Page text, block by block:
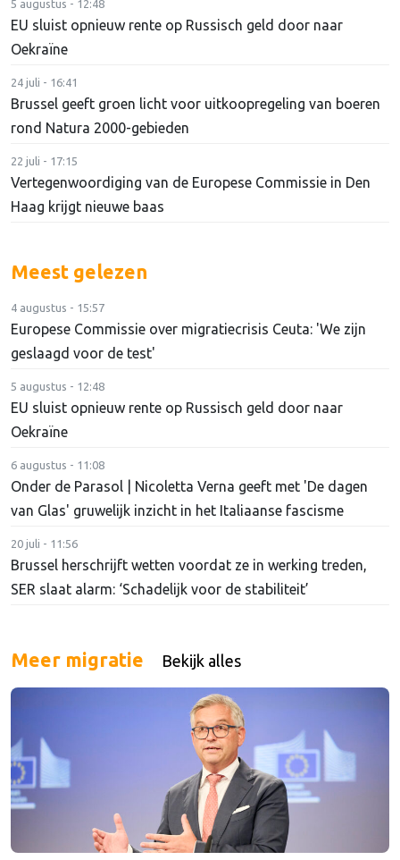
5 augustus - 12:48
EU sluist opnieuw rente op Russisch geld door naar
Oekraïne
24 juli - 16:41
Brussel geeft groen licht voor uitkoopregeling van boeren
rond Natura 2000-gebieden
22 juli - 17:15
Vertegenwoordiging van de Europese Commissie in Den
Haag krijgt nieuwe baas
Meest gelezen
4 augustus - 15:57
Europese Commissie over migratiecrisis Ceuta: 'We zijn
geslaagd voor de test'
5 augustus - 12:48
EU sluist opnieuw rente op Russisch geld door naar
Oekraïne
6 augustus - 11:08
Onder de Parasol | Nicoletta Verna geeft met 'De dagen
van Glas' gruwelijk inzicht in het Italiaanse fascisme
20 juli - 11:56
Brussel herschrijft wetten voordat ze in werking treden,
SER slaat alarm: ‘Schadelijk voor de stabiliteit’
Meer migratie Bekijk alles